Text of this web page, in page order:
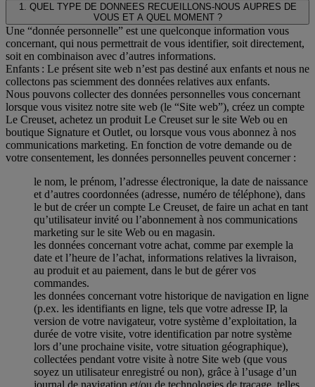
1. QUEL TYPE DE DONNEES RECUEILLONS-NOUS AUPRES DE
VOUS ET A QUEL MOMENT ?
Une “donnée personnelle” est une quelconque information vous
concernant, qui nous permettrait de vous identifier, soit directement,
soit en combinaison avec d’autres informations.
Enfants : Le présent site web n’est pas destiné aux enfants et nous ne
collectons pas sciemment des données relatives aux enfants.
Nous pouvons collecter des données personnelles vous concernant
lorsque vous visitez notre site web (le “Site web”), créez un compte
Le Creuset, achetez un produit Le Creuset sur le site Web ou en
boutique Signature et Outlet, ou lorsque vous vous abonnez à nos
communications marketing. En fonction de votre demande ou de
votre consentement, les données personnelles peuvent concerner :
le nom, le prénom, l’adresse électronique, la date de naissance
et d’autres coordonnées (adresse, numéro de téléphone), dans
le but de créer un compte Le Creuset, de faire un achat en tant
qu’utilisateur invité ou l’abonnement à nos communications
marketing sur le site Web ou en magasin.
les données concernant votre achat, comme par exemple la
date et l’heure de l’achat, informations relatives la livraison,
au produit et au paiement, dans le but de gérer vos
commandes.
les données concernant votre historique de navigation en ligne
(p.ex. les identifiants en ligne, tels que votre adresse IP, la
version de votre navigateur, votre système d’exploitation, la
durée de votre visite, votre identification par notre système
lors d’une prochaine visite, votre situation géographique),
collectées pendant votre visite à notre Site web (que vous
soyez un utilisateur enregistré ou non), grâce à l’usage d’un